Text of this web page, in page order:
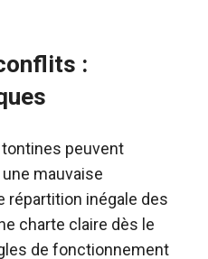
:
peuvent
mauvaise
répartition inégale des
charte claire dès le
de fonctionnement